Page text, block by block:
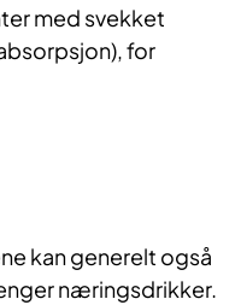
med svekket
for
kan generelt også
næringsdrikker.